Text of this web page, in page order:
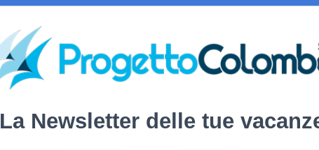
La Newsletter delle tue